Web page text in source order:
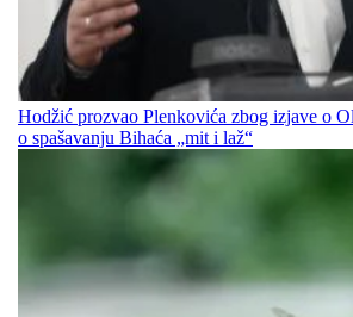
Hodžić prozvao Plenkovića zbog izjave o
o spašavanju Bihaća „mit i laž“